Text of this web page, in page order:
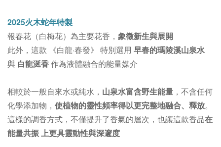
2025火木蛇年特製
報春花（白梅花）為主要花香， 象徵新生與展開
此外，這款 《白龍·春發》 特別選用 早春的瑪陵溪山泉水
與 白龍涎香作為液體融合的能量媒介
相較於一般自來水或純水， 山泉水富含野生能量 ，不含任何
化學添加物， 使植物的靈性頻率得以更完整地融合、釋放。
這樣的調香方式，不僅提升了香氣的層次，也讓這款香品在
能量共振 上更具靈動性與深邃度